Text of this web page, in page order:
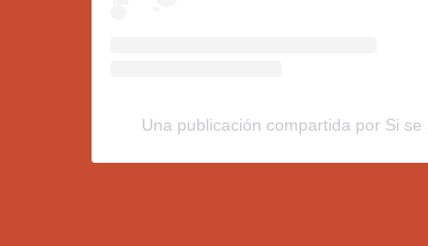
Una publicación compartida por Si